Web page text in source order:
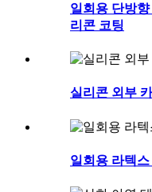
일회용 단방
리콘 코팅
실리콘 외부
일회용 라텍